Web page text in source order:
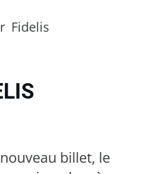
Fidelis
billet, le